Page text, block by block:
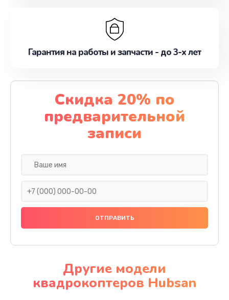
Гарантия на работы и запчасти - до 3-х лет
Скидка 20% по
предварительной
записи
Другие модели
квадрокоптеров Hubsan